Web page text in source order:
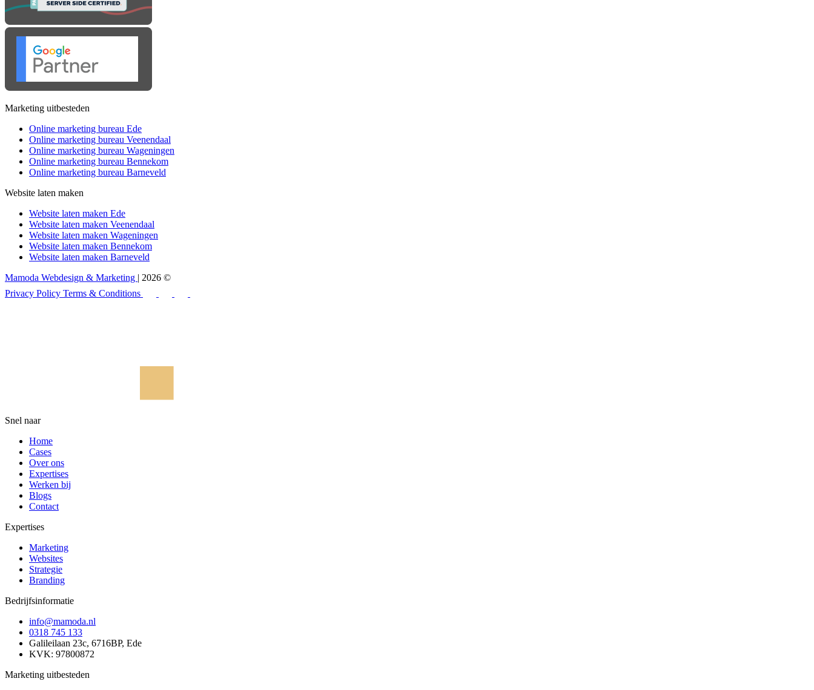
Marketing uitbesteden
Online marketing bureau Ede
Online marketing bureau Veenendaal
Online marketing bureau Wageningen
Online marketing bureau Bennekom
Online marketing bureau Barneveld
Website laten maken
Website laten maken Ede
Website laten maken Veenendaal
Website laten maken Wageningen
Website laten maken Bennekom
Website laten maken Barneveld
Mamoda Webdesign & Marketing | 2026 ©
Privacy Policy Terms & Conditions
Snel naar
Home
Cases
Over ons
Expertises
Werken bij
Blogs
Contact
Expertises
Marketing
Websites
Strategie
Branding
Bedrijfsinformatie
info@mamoda.nl
0318 745 133
Galileilaan 23c, 6716BP, Ede
KVK: 97800872
Marketing uitbesteden